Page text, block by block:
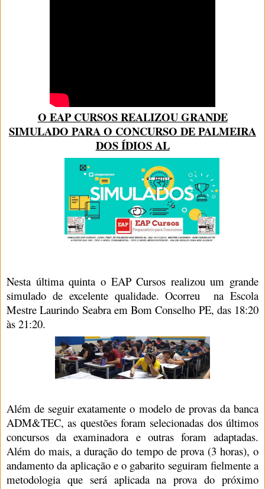
O EAP CURSOS REALIZOU GRANDE
SIMULADO PARA O CONCURSO DE PALMEIRA
DOS ÍDIOS AL
Nesta última quinta o EAP Cursos realizou um grande
simulado de excelente qualidade. Ocorreu na Escola
Mestre Laurindo Seabra em Bom Conselho PE, das 18:20
às 21:20.
Além de seguir exatamente o modelo de provas da banca
ADM&TEC, as questões foram selecionadas dos últimos
concursos da examinadora e outras foram adaptadas.
Além do mais, a duração do tempo de prova (3 horas), o
andamento da aplicação e o gabarito seguiram fielmente a
metodologia que será aplicada na prova do próximo